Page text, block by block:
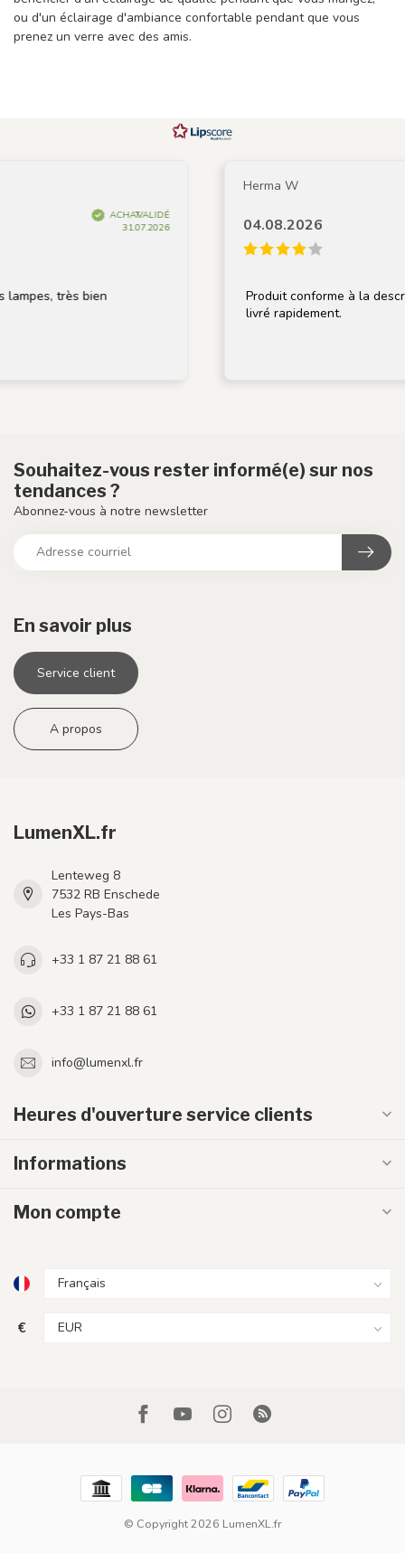
ou d'un éclairage d'ambiance confortable pendant que vous
prenez un verre avec des amis.
ACHAT VALIDÉ
très bien
Herma W
04.08.2026
Produit conforme à la description,
livré rapidement.
En savoir plus
Service client
A propos
Souhaitez-vous rester informé(e) sur nos
tendances ?
Abonnez-vous à notre newsletter
LumenXL.fr
Lenteweg 8
7532 RB Enschede
Les Pays-Bas
+33 1 87 21 88 61
+33 1 87 21 88 61
info@lumenxl.fr
Heures d'ouverture service clients
Informations
Mon compte
€
© Copyright 2026 LumenXL.fr